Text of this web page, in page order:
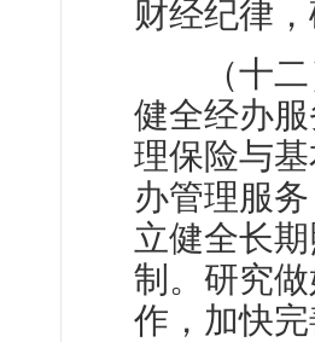
财经纪律
（十二）
健全经办
理保险与
办管理服
立健全长
制。研究
作，加快